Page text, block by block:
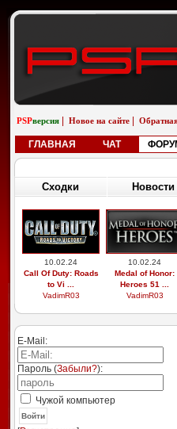
PSPверсия Новое на сайте
ГЛАВНАЯ ЧАТ
Сходки Новости
10.02.24
Call Of Duty: Roads
to Vi ...
VadimR03
10.02.24
Medal of Honor:
Heroes 51 ...
VadimR03
E-Mail:
Пароль (Забыли?):
Чужой компьютер
Войти